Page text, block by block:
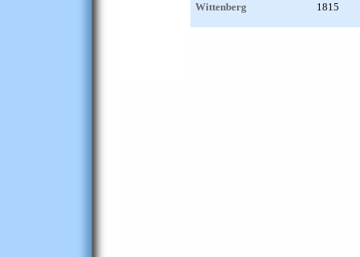
Wittenberg
1815